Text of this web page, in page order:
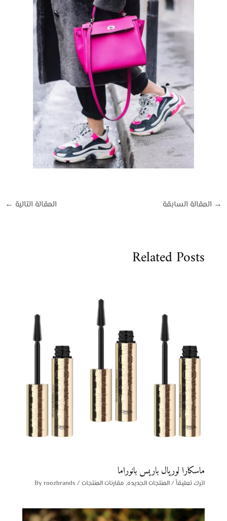
→ المقالة السابقة المقالة التالية ←
Related Posts
ماسكارا لوريال باريس بانوراما
اترك تعليقاً/المنتجات الجديده, مقارنات المنتجات / By
roozbrands